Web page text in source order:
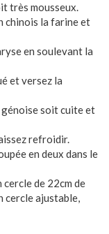
très mousseux.
chinois la farine et
en soulevant la
et versez la
génoise soit cuite et
refroidir.
en deux dans le
cercle de 22cm de
cercle ajustable,